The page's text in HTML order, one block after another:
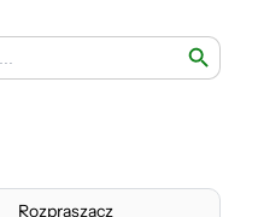
Search Button
Rozpraszacz